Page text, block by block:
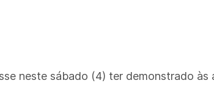
neste sábado (4) ter demonstrado